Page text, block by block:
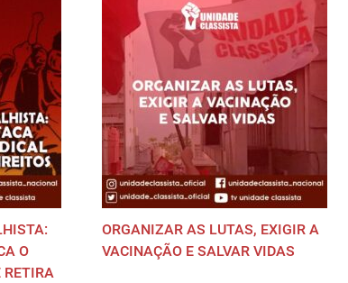
O
RETIRA
ORGANIZAR AS LUTAS, EXIGIR A
VACINAÇÃO E SALVAR VIDAS